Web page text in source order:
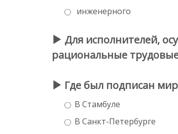
инженерного
Для исполнителей,
рациональные
Где был подписан
В Стамбуле
В Санкт-Петербурге